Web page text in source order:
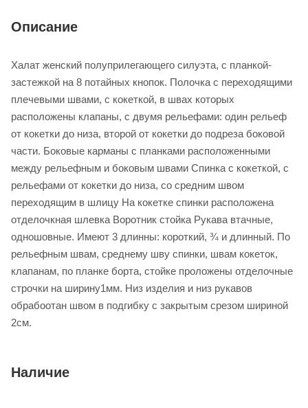
Описание
Халат женский полуприлегающего силуэта, с планкой-
застежкой на 8 потайных кнопок. Полочка с переходящими
плечевыми швами, с кокеткой, в швах которых
расположены клапаны, с двумя рельефами: один рельеф
от кокетки до низа, второй от кокетки до подреза боковой
части. Боковые карманы с планками расположенными
между рельефным и боковым швами Спинка с кокеткой, с
рельефами от кокетки до низа, со средним швом
переходящим в шлицу На кокетке спинки расположена
отделочкная шлевка Воротник стойка Рукава втачные,
одношовные. Имеют 3 длинны: короткий, ¾ и длинный. По
рельефным швам, среднему шву спинки, швам кокеток,
клапанам, по планке борта, стойке проложены отделочные
строчки на ширину1мм. Низ изделия и низ рукавов
обрабоотан швом в подгибку с закрытым срезом шириной
2см.
Наличие